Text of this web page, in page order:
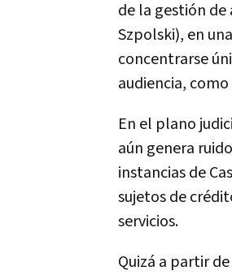
de la gestión de
Szpolski), en
concentrarse
audiencia, como
En el plano
aún genera
instancias de
sujetos de
servicios.
Quizá a partir